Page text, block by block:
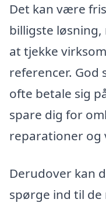
Det kan være
billigste
at tjekke
referencer. God
ofte betale sig
spare dig for
reparationer og
Derudover kan
spørge ind til